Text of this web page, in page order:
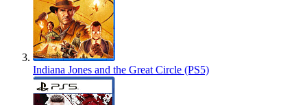
Indiana Jones and the Great Circle (PS5)